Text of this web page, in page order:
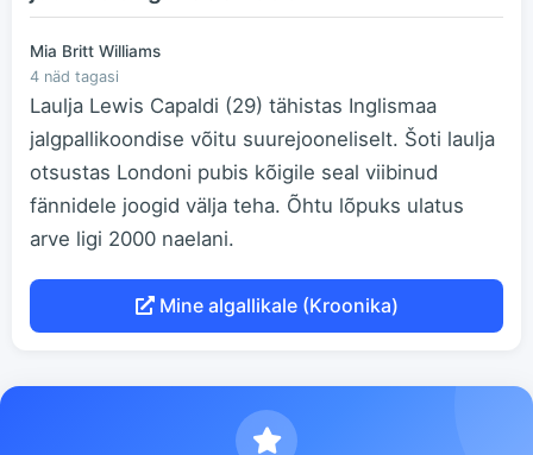
Mia Britt Williams
4 näd tagasi
Laulja Lewis Capaldi (29) tähistas Inglismaa
jalgpallikoondise võitu suurejooneliselt. Šoti laulja
otsustas Londoni pubis kõigile seal viibinud
fännidele joogid välja teha. Õhtu lõpuks ulatus
arve ligi 2000 naelani.
Mine algallikale (Kroonika)